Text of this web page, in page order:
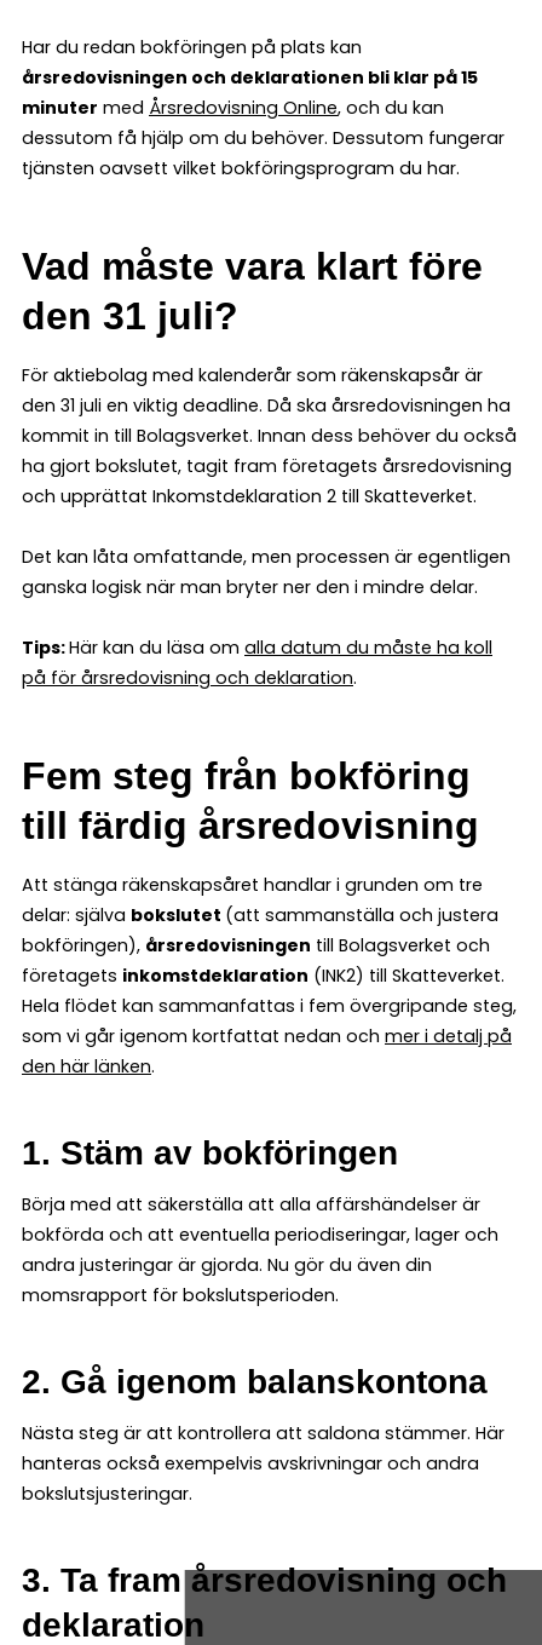
Har du redan bokföringen på plats kan
årsredovisningen och deklarationen bli klar på 15
minuter med Årsredovisning Online, och du kan
dessutom få hjälp om du behöver. Dessutom fungerar
tjänsten oavsett vilket bokföringsprogram du har.
Vad måste vara klart före
den 31 juli?
För aktiebolag med kalenderår som räkenskapsår är
den 31 juli en viktig deadline. Då ska årsredovisningen ha
kommit in till Bolagsverket. Innan dess behöver du också
ha gjort bokslutet, tagit fram företagets årsredovisning
och upprättat Inkomstdeklaration 2 till Skatteverket.
Det kan låta omfattande, men processen är egentligen
ganska logisk när man bryter ner den i mindre delar.
Tips:Här kan du läsa om alla datum du måste ha koll
på för årsredovisning och deklaration.
Fem steg från bokföring
till färdig årsredovisning
Att stänga räkenskapsåret handlar i grunden om tre
delar: själva bokslutet (att sammanställa och justera
bokföringen), årsredovisningen till Bolagsverket och
företagets inkomstdeklaration (INK2) till Skatteverket.
Hela flödet kan sammanfattas i fem övergripande steg,
som vi går igenom kortfattat nedan och mer i detalj på
den här länken.
1. Stäm av bokföringen
Börja med att säkerställa att alla affärshändelser är
bokförda och att eventuella periodiseringar, lager och
andra justeringar är gjorda. Nu gör du även din
momsrapport för bokslutsperioden.
2. Gå igenom balanskontona
Nästa steg är att kontrollera att saldona stämmer. Här
hanteras också exempelvis avskrivningar och andra
bokslutsjusteringar.
3. Ta fram årsredovisning och
deklaration